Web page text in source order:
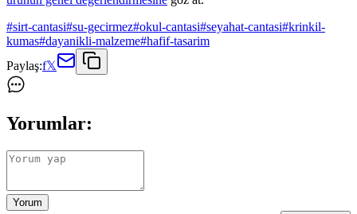
#sirt-cantasi#su-gecirmez#okul-cantasi#seyahat-cantasi#krinkil-
kumas#dayanikli-malzeme#hafif-tasarim
Paylaş:f𝕏
Yorumlar:
Yorum